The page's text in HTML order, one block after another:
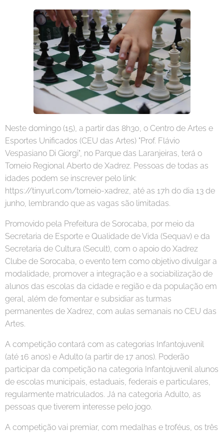
Neste domingo (15), a partir das 8h30, o Centro de Artes e
Esportes Unificados (CEU das Artes) "Prof. Flávio
Vespasiano Di Giorgi", no Parque das Laranjeiras, terá o
Torneio Regional Aberto de Xadrez. Pessoas de todas as
idades podem se inscrever pelo link:
https://tinyurl.com/torneio-xadrez, até as 17h do dia 13 de
junho, lembrando que as vagas são limitadas.
Promovido pela Prefeitura de Sorocaba, por meio da
Secretaria de Esporte e Qualidade de Vida (Sequav) e da
Secretaria de Cultura (Secult), com o apoio do Xadrez
Clube de Sorocaba, o evento tem como objetivo divulgar a
modalidade, promover a integração e a sociabilização de
alunos das escolas da cidade e região e da população em
geral, além de fomentar e subsidiar as turmas
permanentes de Xadrez, com aulas semanais no CEU das
Artes.
A competição contará com as categorias Infantojuvenil
(até 16 anos) e Adulto (a partir de 17 anos). Poderão
participar da competição na categoria Infantojuvenil alunos
de escolas municipais, estaduais, federais e particulares,
regularmente matriculados. Já na categoria Adulto, as
pessoas que tiverem interesse pelo jogo.
A competição vai premiar, com medalhas e troféus, os três